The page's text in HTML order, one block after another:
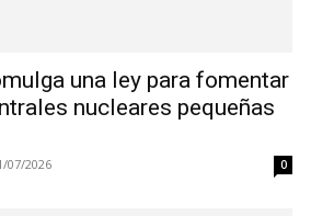
una ley para fomentar
nucleares pequeñas
07/2026 0